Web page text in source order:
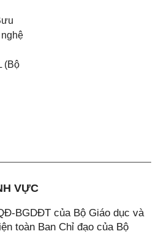
(Bộ
VỰC
BGDĐT của Bộ Giáo dục và
toàn Ban Chỉ đạo của Bộ